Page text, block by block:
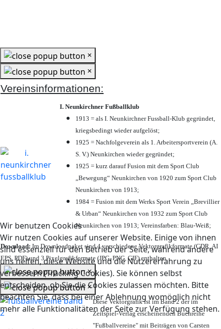
Wir benutzen Cookies
Wir nutzen Cookies auf unserer Website. Einige von ihnen
sind essenziell für den Betrieb der Seite, während andere
uns helfen, diese Website und die Nutzererfahrung zu
verbessern (Tracking Cookies). Sie können selbst
entscheiden, ob Sie die Cookies zulassen möchten. Bitte
beachten Sie, dass bei einer Ablehnung womöglich nicht
mehr alle Funktionalitäten der Seite zur Verfügung stehen.
×
×
Vereinsinformationen:
I. Neunkirchner Fußballklub
1913 = als I. Neunkirchner Fussball-Klub gegründet,
kriegsbedingt wieder aufgelöst;
1925 = Nachfolgeverein als 1. Arbeitersportverein (A.
S. V.) Neunkirchen wieder gegründet;
1925 = kurz darauf Fusion mit dem Sport Club
„Bewegung“ Neunkirchen von 1920 zum Sport Club
Neunkirchen von 1913;
1984 = Fusion mit dem Werks Sport Verein „Brevillier
& Urban“ Neunkirchen von 1932 zum Sport Club
Neunkirchen von 1913; Vereinsfarben: Blau-Weiß;
Download: Im Downloadpaket sind 4 verschiedene Vektorgrafikformate (CDR, AI
EPS, PDF) und 3 Pixelgrafikformate (JPG, PNG, GIF) enthalten.
×
×
Diese Vektorgrafik ist im Band 2 der im
Zeitspiel-Verlag erscheinenden Buchreihe
"Fußballvereine" mit Beiträgen von Carsten